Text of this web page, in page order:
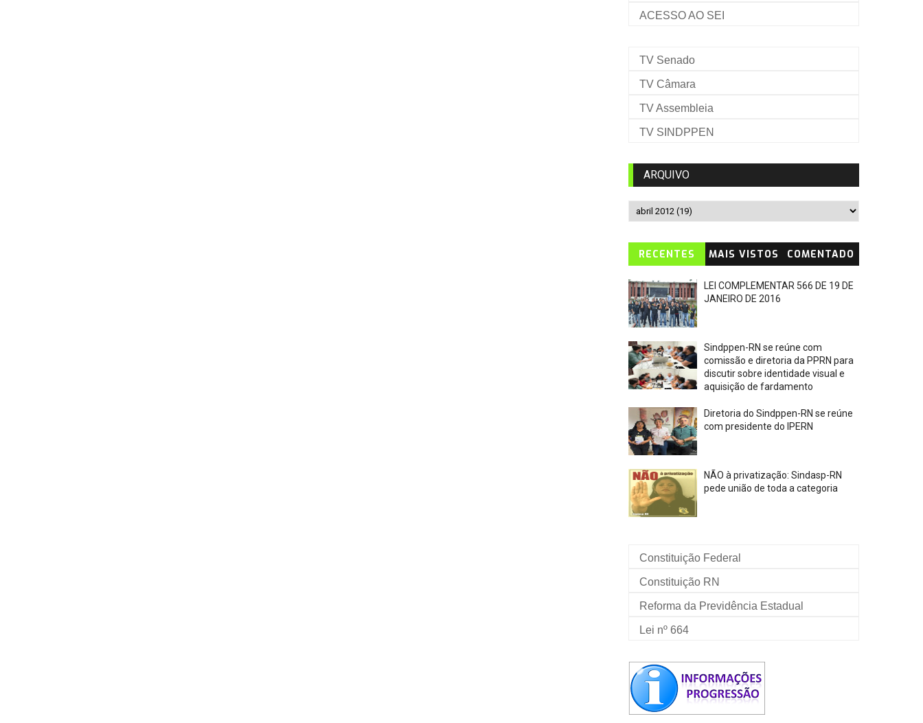
ACESSO AO SEI
TV Senado
TV Câmara
TV Assembleia
TV SINDPPEN
ARQUIVO
RECENTES MAIS VISTOS COMENTADO
LEI COMPLEMENTAR 566 DE 19 DE
JANEIRO DE 2016
Sindppen-RN se reúne com
comissão e diretoria da PPRN para
discutir sobre identidade visual e
aquisição de fardamento
Diretoria do Sindppen-RN se reúne
com presidente do IPERN
NÃO à privatização: Sindasp-RN
pede união de toda a categoria
Constituição Federal
Constituição RN
Reforma da Previdência Estadual
Lei nº 664